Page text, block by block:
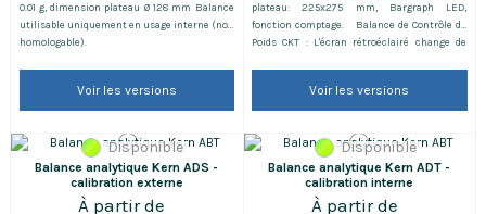
0.01 g, dimension plateau Ø 128 mm Balance
utilisable uniquement en usage interne (non
homologable).
Voir les versions
plateau: 225x275 mm, Bargraph LED,
fonction comptage. Balance de Contrôle de
Poids CKT : L'écran rétroéclairé change de
avec alarme sonore. Haute précision RS-232
inclus Batterie de série
Voir les versions
Balance analytique Kern ADS -
calibration externe
Disponible
Balance analytique Kern ADT -
calibration interne
Disponible